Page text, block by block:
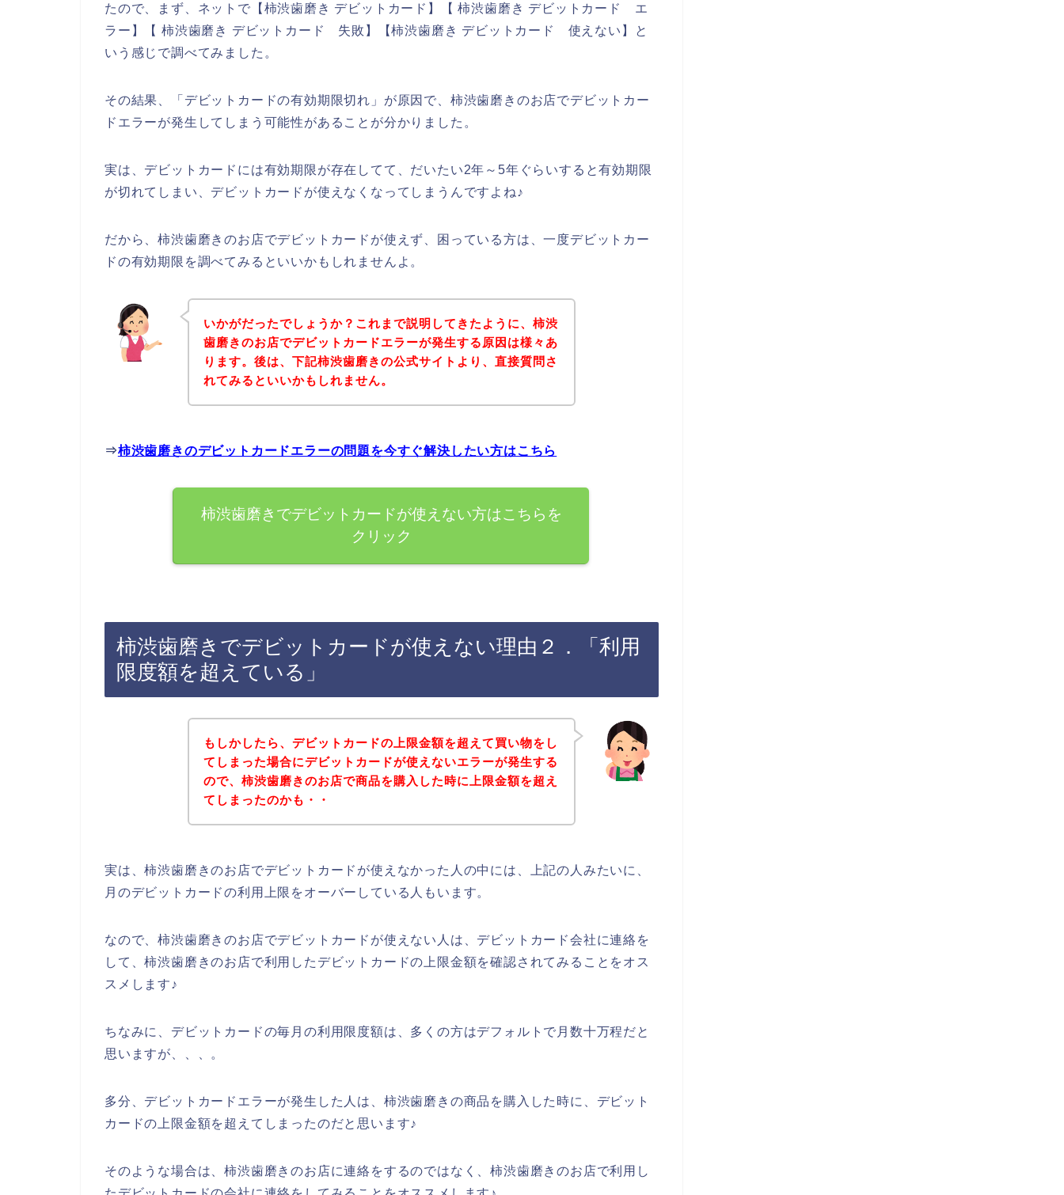
たので、まず、ネットで【柿渋歯磨き デビットカード】【 柿渋歯磨き デビットカード エ
ラー】【 柿渋歯磨き デビットカード 失敗】【柿渋歯磨き デビットカード 使えない】と
いう感じで調べてみました。
その結果、「デビットカードの有効期限切れ」が原因で、柿渋歯磨きのお店でデビットカー
ドエラーが発生してしまう可能性があることが分かりました。
実は、デビットカードには有効期限が存在してて、だいたい2年～5年ぐらいすると有効期限
が切れてしまい、デビットカードが使えなくなってしまうんですよね♪
だから、柿渋歯磨きのお店でデビットカードが使えず、困っている方は、一度デビットカー
ドの有効期限を調べてみるといいかもしれませんよ。
いかがだったでしょうか？これまで説明してきたように、柿渋
歯磨きのお店でデビットカードエラーが発生する原因は様々あ
ります。後は、下記柿渋歯磨きの公式サイトより、直接質問さ
れてみるといいかもしれません。
⇒柿渋歯磨きのデビットカードエラーの問題を今すぐ解決したい方はこちら
柿渋歯磨きでデビットカードが使えない方はこちらを
クリック
柿渋歯磨きでデビットカードが使えない理由２．「利用
限度額を超えている」
もしかしたら、デビットカードの上限金額を超えて買い物をし
てしまった場合にデビットカードが使えないエラーが発生する
ので、柿渋歯磨きのお店で商品を購入した時に上限金額を超え
てしまったのかも・・
実は、柿渋歯磨きのお店でデビットカードが使えなかった人の中には、上記の人みたいに、
月のデビットカードの利用上限をオーバーしている人もいます。
なので、柿渋歯磨きのお店でデビットカードが使えない人は、デビットカード会社に連絡を
して、柿渋歯磨きのお店で利用したデビットカードの上限金額を確認されてみることをオス
スメします♪
ちなみに、デビットカードの毎月の利用限度額は、多くの方はデフォルトで月数十万程だと
思いますが、、、。
多分、デビットカードエラーが発生した人は、柿渋歯磨きの商品を購入した時に、デビット
カードの上限金額を超えてしまったのだと思います♪
そのような場合は、柿渋歯磨きのお店に連絡をするのではなく、柿渋歯磨きのお店で利用し